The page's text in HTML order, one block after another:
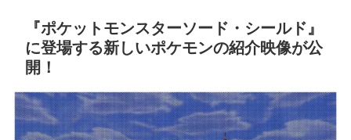
『ポケットモンスターソード・シールド』
に登場する新しいポケモンの紹介映像が公
開！